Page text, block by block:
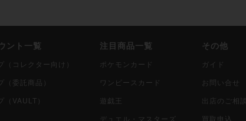
ント一覧
コレクター向け）
委託商品）
VAULT）
注目商品一覧
ポケモンカード
ワンピースカード
遊戯王
デュエル・マスターズ
その他
ガイド
お問い合せ
出店のご相談
買取申込